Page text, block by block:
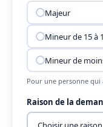
Majeur
Mineur de 15 à
Mineur de
Pour une personne qui
Raison de la